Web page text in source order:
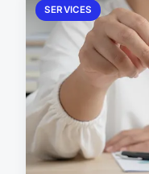
SERVICES